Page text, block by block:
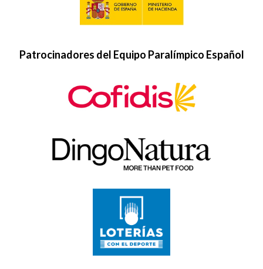
Patrocinadores del Equipo Paralímpico Español